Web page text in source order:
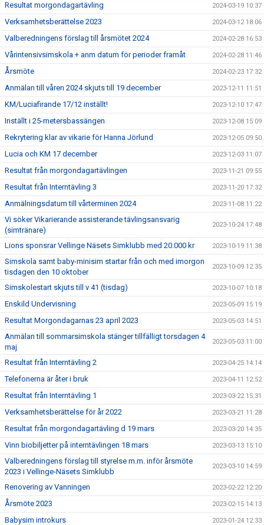
Resultat morgondagartävling 2024-03-19 10:37
Verksamhetsberättelse 2023 2024-03-12 18:06
Valberedningens förslag till årsmötet 2024 2024-02-28 16:53
Vårintensivsimskola + anm datum för perioder framåt 2024-02-28 11:46
Årsmöte 2024-02-23 17:32
Anmälan till våren 2024 skjuts till 19 december 2023-12-11 11:51
KM/Luciafirande 17/12 inställt! 2023-12-10 17:47
Inställt i 25-metersbassängen 2023-12-08 15:09
Rekrytering klar av vikarie för Hanna Jörlund 2023-12-05 09:50
Lucia och KM 17 december 2023-12-03 11:07
Resultat från morgondagartävlingen 2023-11-21 09:55
Resultat från Interntävling 3 2023-11-20 17:32
Anmälningsdatum till vårterminen 2024 2023-11-08 11:22
Vi söker Vikarierande assisterande tävlingsansvarig
(simtränare)
2023-10-24 17:48
Lions sponsrar Vellinge Näsets Simklubb med 20.000 kr 2023-10-19 11:38
Simskola samt baby-minisim startar från och med imorgon
tisdagen den 10 oktober
2023-10-09 12:35
Simskolestart skjuts till v 41 (tisdag) 2023-10-07 10:18
Enskild Undervisning 2023-05-09 15:19
Resultat Morgondagarnas 23 april 2023 2023-05-03 14:51
Anmälan till sommarsimskola stänger tillfälligt torsdagen 4
maj
2023-05-03 11:00
Resultat från Interntävling 2 2023-04-25 14:14
Telefonerna är åter i bruk 2023-04-11 12:52
Resultat från Interntävling 1 2023-03-22 15:31
Verksamhetsberättelse för år 2022 2023-03-21 11:28
Resultat från morgondagartävling d 19 mars 2023-03-20 14:35
Vinn biobiljetter på interntävlingen 18 mars 2023-03-13 15:10
Valberedningens förslag till styrelse m.m. inför årsmöte
2023 i Vellinge-Näsets Simklubb
2023-03-10 14:59
Renovering av Vanningen 2023-02-22 12:20
Årsmöte 2023 2023-02-15 14:13
Babysim introkurs 2023-01-24 12:33